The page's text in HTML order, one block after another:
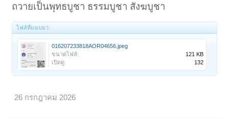
ถวายเป็นพุทธบูชา ธรรมบูชา สังฆบูชา
ไฟล์ที่แนบมา:
016207233818AOR04656.jpeg
ขนาดไฟล์:
121 KB
เปิดดู:
132
26 กรกฎาคม 2026